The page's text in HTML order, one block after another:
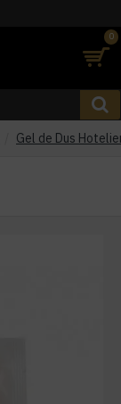
0
Gel de Dus